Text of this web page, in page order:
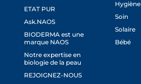
ETAT PUR
Ask.NAOS
BIODERMA est une
marque NAOS
Notre expertise en
biologie de la peau
REJOIGNEZ-NOUS
Hygiène
Soin
Solaire
Bébé